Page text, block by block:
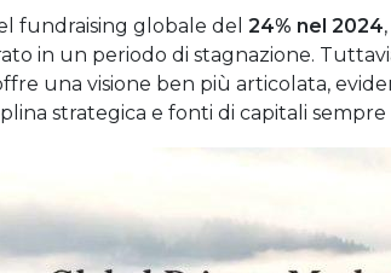
fundraising globale del 24% nel 2024
in un periodo di stagnazione.
una visione ben più articolata,
strategica e fonti di capitali sempre